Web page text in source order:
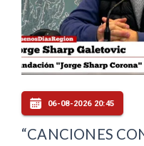
06-08-2026 20:45
“CANCIONES